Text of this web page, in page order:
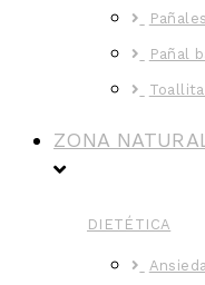
Pañales
Pañal
ZONA
DIETÉTICA